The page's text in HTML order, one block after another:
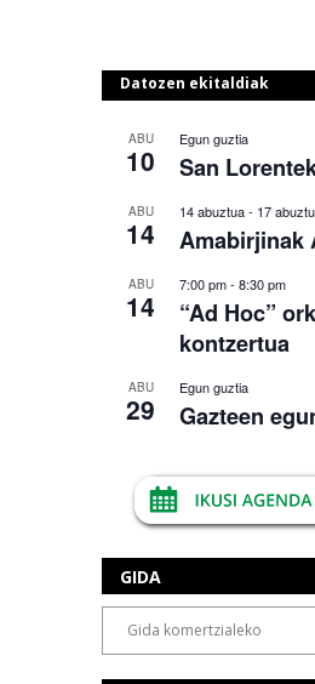
Datozen ekitaldiak
ABU
10
Egun guztia
San
ABU
14
14 abuztua- 17
Amabirjinak
ABU
14
7:00 pm- 8:30 pm
“Ad Hoc”
kontzertua
ABU
29
Egun guztia
Gazteen
GIDA